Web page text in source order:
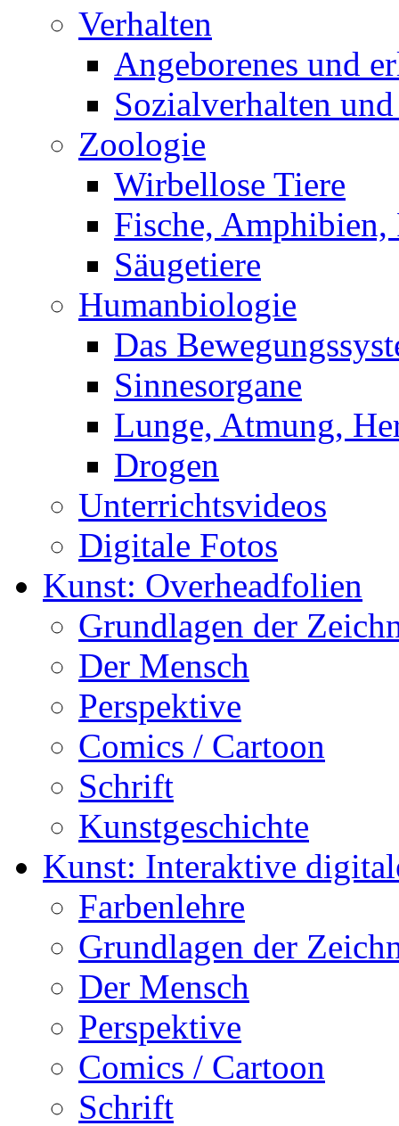
Verhalten
Angeborenes und
Sozialverhalten
Zoologie
Wirbellose Tiere
Fische,
Säugetiere
Humanbiologie
Das
Sinnesorgane
Lunge, Atmung,
Drogen
Unterrichtsvideos
Digitale Fotos
Kunst: Overheadfolien
Grundlagen der
Der Mensch
Perspektive
Comics / Cartoon
Schrift
Kunstgeschichte
Kunst: Interaktive
Farbenlehre
Grundlagen der
Der Mensch
Perspektive
Comics / Cartoon
Schrift